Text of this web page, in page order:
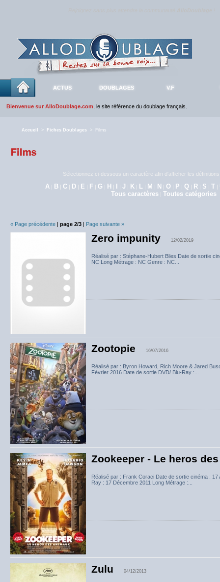
ACTUS DOUBLAGES V.F
Bienvenue sur AlloDoublage.com , le site référence du doublage français.
Accueil > Fiches Doublages > Films
Sélectionnez ci-dessous un caractère afin d'afficher les
A | B | C | D | E | F | G | H | I |J | K | L | M | N | O | P | Q | R | S | T |
Tous caractères | Toutes catégories
« Page précédente | page 2/3 | Page suivante »
Zero impunity 12/02/2019
Réalisé par : Stéphane-Hubert Blies Date de sortie
NC Long Métrage : NC Genre : NC...
Zootopie 16/07/2016
Réalisé par : Byron Howard, Rich Moore & Jared
Février 2016 Date de sortie DVD/ Blu-Ray :...
Zookeeper - Le heros
Réalisé par : Frank Coraci Date de sortie cinéma : 17
Ray : 17 Décembre 2011 Long Métrage :...
Zulu 04/12/2013